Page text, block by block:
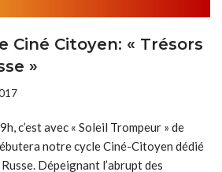
Ciné Citoyen: « Trésors
»
c’est avec « Soleil Trompeur » de
notre cycle Ciné-Citoyen dédié
Dépeignant l’abrupt des